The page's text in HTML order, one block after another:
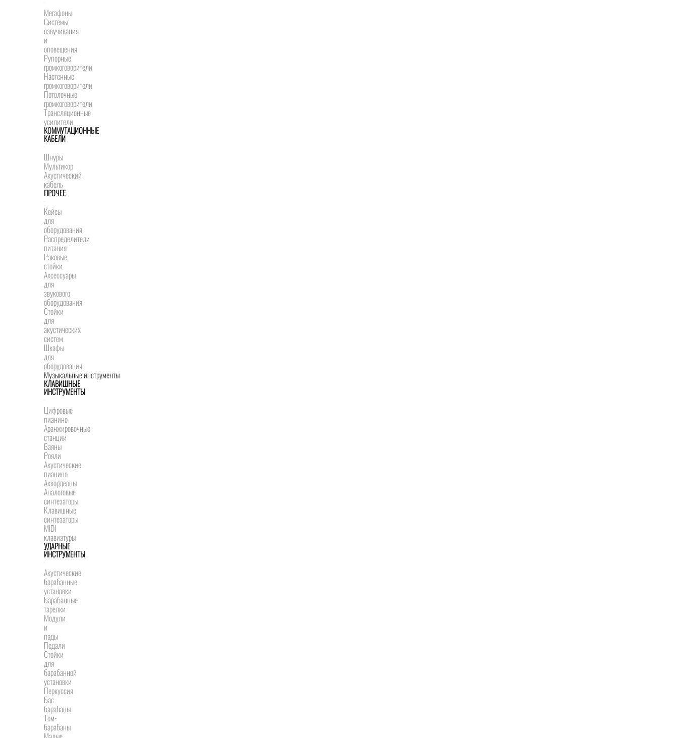
Мегафоны
Системы
озвучивания
и
оповещения
Рупорные
громкоговорители
Настенные
громкоговорители
Потолочные
громкоговорители
Трансляционные
усилители
КОММУТАЦИОННЫЕ
КАБЕЛИ
Шнуры
Мультикор
Акустический
кабель
ПРОЧЕЕ
Кейсы
для
оборудования
Распределители
питания
Рэковые
стойки
Аксессуары
для
звукового
оборудования
Стойки
для
акустических
систем
Шкафы
для
оборудования
Музыкальные инструменты
КЛАВИШНЫЕ
ИНСТРУМЕНТЫ
Цифровые
пианино
Аранжировочные
станции
Баяны
Рояли
Акустические
пианино
Аккордеоны
Аналоговые
синтезаторы
Клавишные
синтезаторы
MIDI
клавиатуры
УДАРНЫЕ
ИНСТРУМЕНТЫ
Акустические
барабанные
установки
Барабанные
тарелки
Модули
и
пэды
Педали
Стойки
для
барабанной
установки
Перкуссия
Бас
барабаны
Том-
барабаны